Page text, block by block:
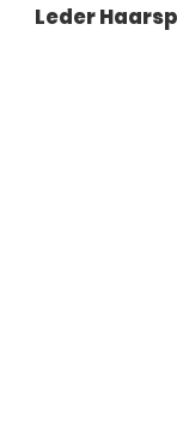
Leder